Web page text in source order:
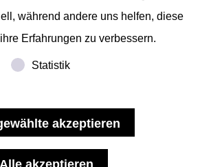
Öffnungszeiten:
- 19.00 ı Sa 13.00 - 18.00 u.n.V
vorbehalten.
Nutzungsbedingungen
während andere uns helfen, diese
Erfahrungen zu verbessern.
Statistik